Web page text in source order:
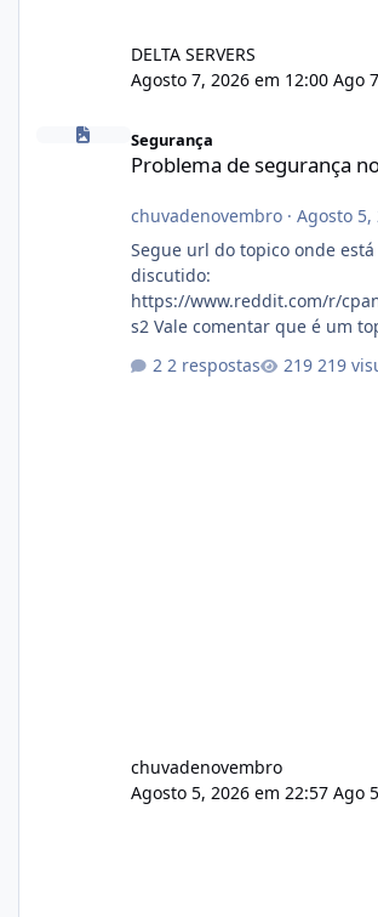
DELTA SERVERS
Agosto 7, 2026 em 12:00 Ago
Problema de segurança no csf
Segurança
Problema de segurança
chuvadenovembro· Agosto 5,
Segue url do topico onde
discutido:
https://www.reddit.com/r/
s2 Vale comentar que é um
2 respostas 219
chuvadenovembro
Agosto 5, 2026 em 22:57 Ago